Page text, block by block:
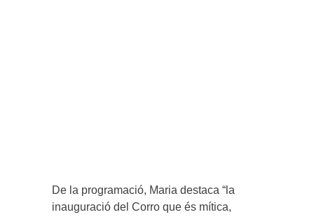
De la programació, Maria destaca “la
inauguració del Corro que és mítica,